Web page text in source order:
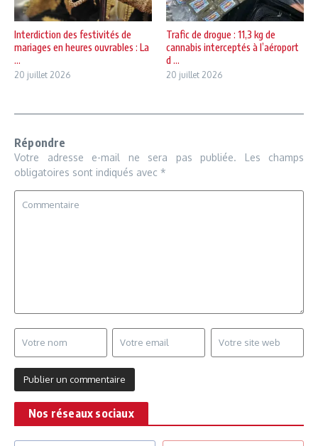
Interdiction des festivités de
mariages en heures ouvrables : La
...
20 juillet 2026
Trafic de drogue : 11,3 kg de
cannabis interceptés à l’aéroport
d ...
20 juillet 2026
Répondre
Votre adresse e-mail ne sera pas publiée.
Les champs
obligatoires sont indiqués avec *
Nos réseaux sociaux